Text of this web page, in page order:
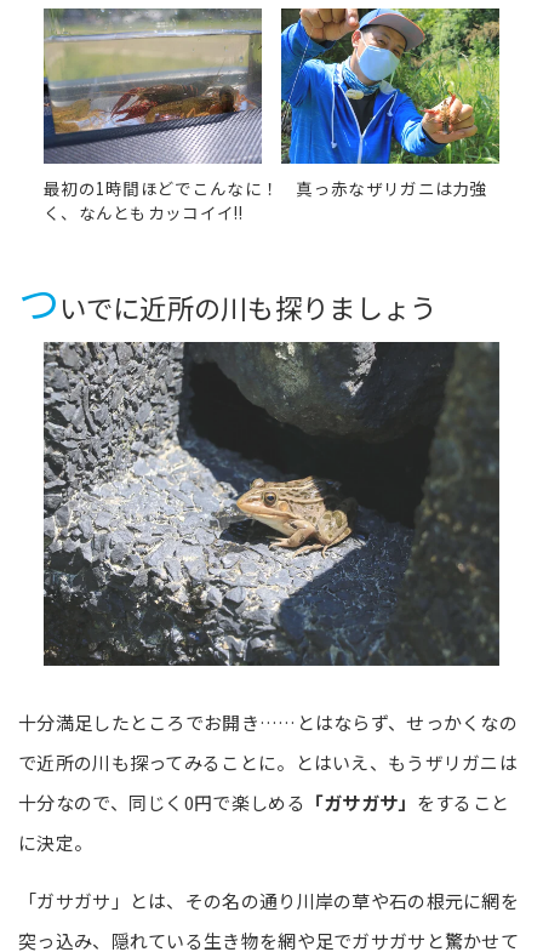
最初の1時間ほどでこんなに！ 真っ赤なザリガニは力強
く、なんともカッコイイ!!
ついでに近所の川も探りましょう
十分満足したところでお開き……とはならず、せっかくなの
で近所の川も探ってみることに。とはいえ、もうザリガニは
十分なので、同じく0円で楽しめる 「ガサガサ」 をすること
に決定。
「ガサガサ」とは、その名の通り川岸の草や石の根元に網を
突っ込み、隠れている生き物を網や足でガサガサと驚かせて